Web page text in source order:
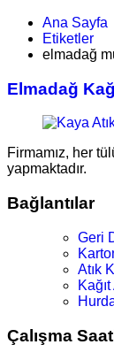
Ana Sayfa
Etiketler
elmadağ
Elmadağ
Firmamız, her
yapmaktadır.
Bağlantılar
Geri
Atık
Çalışma